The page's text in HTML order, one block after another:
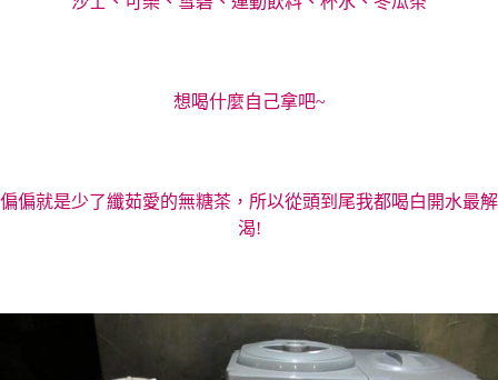
想喝什麼自己拿吧~
偏偏就是少了纖茹愛的無糖茶，所以從頭到尾我都喝白開水最解
渴!